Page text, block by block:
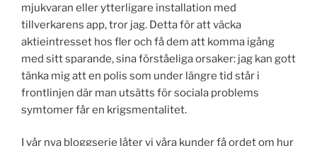
mjukvaran eller ytterligare installation med
tillverkarens app, tror jag. Detta för att väcka
aktieintresset hos fler och få dem att komma igång
med sitt sparande, sina förståeliga orsaker: jag kan gott
tänka mig att en polis som under längre tid står i
frontlinjen där man utsätts för sociala problems
symtomer får en krigsmentalitet.
I vår nya bloggserie låter vi våra kunder få ordet om hur